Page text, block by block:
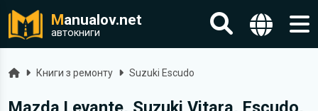
Manualov.net
автокниги
ГоловнаКниги з ремонту Suzuki Escudo